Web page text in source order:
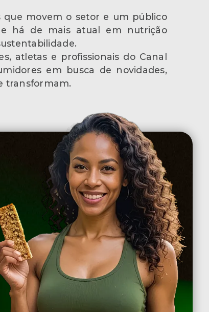
que movem o setor e um público
há de mais atual em nutrição
atletas e profissionais do Canal
em busca de novidades,
transformam.